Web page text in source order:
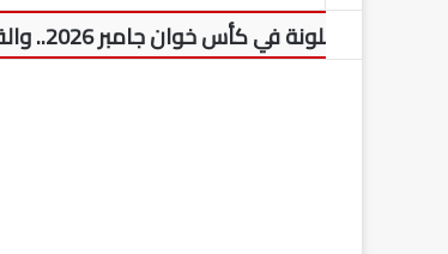
في كأس خوان جامبر 2026.. والقنوات الناقلة